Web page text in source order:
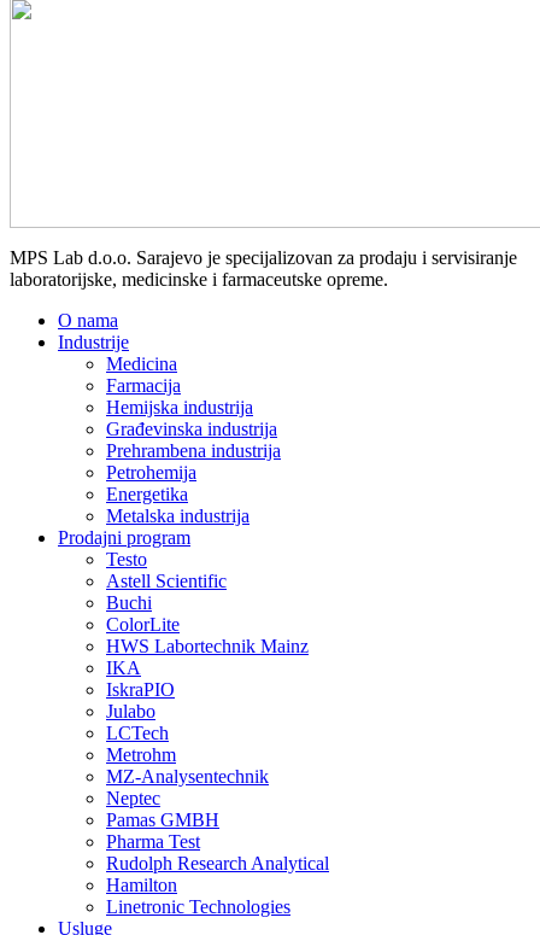
MPS Lab d.o.o. Sarajevo je specijalizovan za prodaju i servisiranje
laboratorijske, medicinske i farmaceutske opreme.
O nama
Industrije
Medicina
Farmacija
Hemijska industrija
Građevinska industrija
Prehrambena industrija
Petrohemija
Energetika
Metalska industrija
Prodajni program
Testo
Astell Scientific
Buchi
ColorLite
HWS Labortechnik Mainz
IKA
IskraPIO
Julabo
LCTech
Metrohm
MZ-Analysentechnik
Neptec
Pamas GMBH
Pharma Test
Rudolph Research Analytical
Hamilton
Linetronic Technologies
Usluge